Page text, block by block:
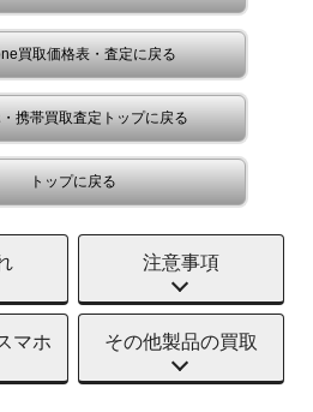
買取価格表・査定に戻る
携帯買取査定トップに戻る
トップに戻る
注意事項
マホ その他製品の買取